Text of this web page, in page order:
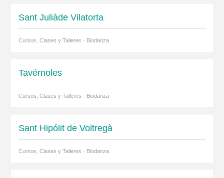
Sant Juliàde Vilatorta
Cursos, Clases y Talleres · Biodanza
Tavérnoles
Cursos, Clases y Talleres · Biodanza
Sant Hipólit de Voltregà
Cursos, Clases y Talleres · Biodanza